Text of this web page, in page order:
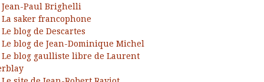
Jean-Paul Brighelli
La saker francophone
Le blog de Descartes
Le blog de Jean-Dominique Michel
Le blog gaulliste libre de Laurent